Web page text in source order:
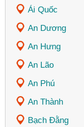
Ái Quốc
An Dương
An Hưng
An Lão
An Phú
An Thành
Bạch Đằng